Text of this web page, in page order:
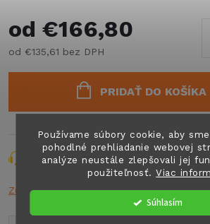
Používame súbory cookie, aby
pohodlné prehliadanie webovej
analýze neustále zlepšovali jej
použiteľnosť.Viac
Súhlasím
od €166,80
od €135,61 bez DPH
PRIDAŤ DO KOŠÍKA
Opýtať sa Strážiť Zdieľať
Značka:n.a.